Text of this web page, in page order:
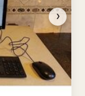
›